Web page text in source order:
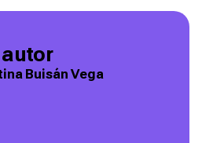
Buisán Vega